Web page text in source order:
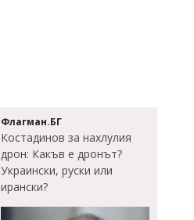
Флагман.БГ
Костадинов за нахлулия
дрон: Какъв е дронът?
Украински, руски или
ирански?